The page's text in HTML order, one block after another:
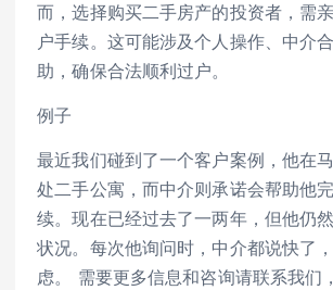
而，选择购买二手房产的投资者，需
户手续。这可能涉及个人操作、中介
助，确保合法顺利过户。
例子
最近我们碰到了一个客户案例，他在
处二手公寓，而中介则承诺会帮助他
续。现在已经过去了一两年，但他仍
状况。每次他询问时，中介都说快了
虑。 需要更多信息和咨询请联系我们